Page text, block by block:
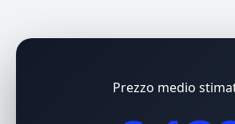
Prezzo medio